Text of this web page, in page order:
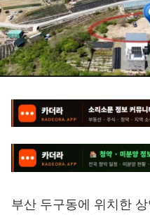
부산 두구동에 위치한